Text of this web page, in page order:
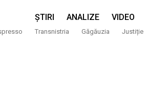
ȘTIRI ANALIZE VIDEO
Transnistria Găgăuzia Justiție